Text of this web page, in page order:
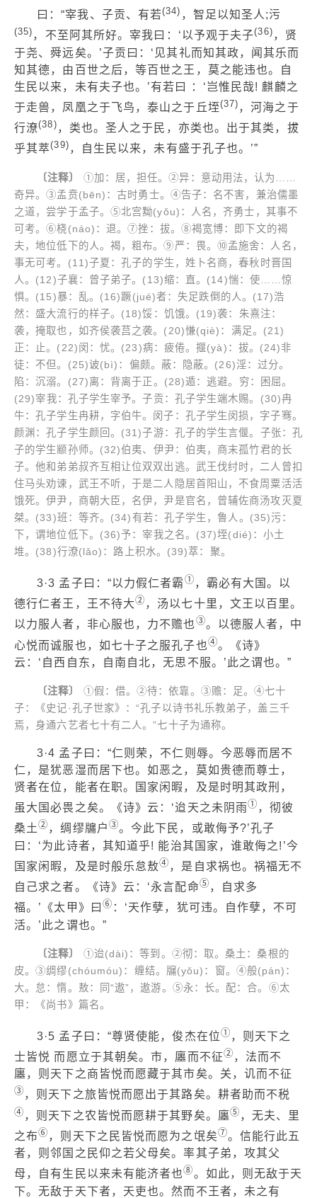
曰：“宰我、子贡、有若(34) ，智足以知圣人;污
(35) ，不至阿其所好。宰我曰：‘以予观于夫子(36) ，贤
于尧、舜远矣。’子贡曰：‘见其礼而知其政，闻其乐而
知其德，由百世之后，等百世之王，莫之能违也。自
生民以来，未有夫子也。’有若曰 ：‘岂惟民哉! 麒麟之
于走兽，凤凰之于飞鸟，泰山之于丘垤(37) ，河海之于
行潦(38) ，类也。圣人之于民，亦类也。出于其类，拔
乎其萃(39) ，自生民以来，未有盛于孔子也。’”
〔注释〕
①加：居，担任。②异：意动用法，认为……
奇异。③孟贲(bēn)：古时勇士。④告子：名不害，兼治儒墨
之道，尝学于孟子。⑤北宫黝(yǒu)：人名，齐勇士，其事不
可考。⑥桡(náo)：退。⑦挫：拔。⑧褐宽博：即下文的褐
夫，地位低下的人。褐，粗布。⑨严：畏。⑩孟施舍：人名，
事无可考。(11)子夏：孔子的学生，姓卜名商，春秋时晋国
人。(12)子襄：曾子弟子。(13)缩：直。(14)惴：使……惊
惧。(15)暴：乱。(16)蹶(jué)者：失足跌倒的人。(17)浩
然：盛大流行的样子。(18)馁：饥饿。(19)袭：朱熹注：
袭，掩取也，如齐侯袭莒之袭。(20)慊(qiè)：满足。(21)
正：止。(22)闵：忧。(23)病：疲倦。揠(yà)：拔。(24)非
徒：不但。(25)诐(bì)：偏颇。蔽：隐蔽。(26)淫：过分。
陷：沉溺。(27)离：背离于正。(28)遁：逃避。穷：困屈。
(29)宰我：孔子学生宰予。子贡：孔子学生端木赐。(30)冉
牛：孔子学生冉耕，字伯牛。闵子：孔子学生闵损，字子骞。
颜渊：孔子学生颜回。(31)子游：孔子的学生言偃。子张：孔
子的学生颛孙师。(32)伯夷、伊尹：伯夷，商末孤竹君的长
子。他和弟弟叔齐互相让位双双出逃。武王伐纣时，二人曾扣
住马头劝谏，武王不听，于是二人隐居首阳山，不食周粟活活
饿死。伊尹，商朝大臣，名伊，尹是官名，曾辅佐商汤攻灭夏
桀。(33)班：等齐。(34)有若：孔子学生，鲁人。(35)污：
下，谓地位低下。(36)予：宰我之名。(37)垤(dié)：小土
堆。(38)行潦(lǎo)：路上积水。(39)萃：聚。
3·3 孟子曰：“以力假仁者霸 ① ，霸必有大国。以
德行仁者王，王不待大② ，汤以七十里，文王以百里。
以力服人者，非心服也，力不赡也 ③。以德服人者，中
心悦而诚服也，如七十子之服孔子也④。《诗》
云：‘自西自东，自南自北，无思不服。’此之谓也。”
〔注释〕
①假：借。②待：依靠。③赡：足。④七十
子：《史记·孔子世家》：“孔子以诗书礼乐教弟子，盖三千
焉，身通六艺者七十有二人。”七十子为通称。
3·4 孟子曰：“仁则荣，不仁则辱。今恶辱而居不
仁，是犹恶湿而居下也。如恶之，莫如贵德而尊士，
贤者在位，能者在职。国家闲暇，及是时明其政刑，
虽大国必畏之矣。《诗》云：‘迨天之未阴雨① ，彻彼
桑土② ，绸缪牖户 ③。今此下民，或敢侮予?’孔子
曰：‘为此诗者，其知道乎! 能治其国家，谁敢侮之!’今
国家闲暇，及是时般乐怠敖④ ，是自求祸也。祸福无不
自己求之者。《诗》云：‘永言配命⑤ ，自求多
福。’《太甲》曰 ⑥ ：‘天作孽，犹可违。自作孽，不可
活。’此之谓也。”
〔注释〕
①迨(dài)：等到。②彻：取。桑土：桑根的
皮。③绸缪(chóumóu)：缠结。牖(yǒu)：窗。④般(pán)：
大。怠：惰。敖：同“遨”，遨游。⑤永：长。配：合。⑥太
甲：《尚书》篇名。
3·5 孟子曰：“尊贤使能，俊杰在位① ，则天下之
士皆悦 而愿立于其朝矣。市，廛而不征② ，法而不
廛，则天下之商皆悦而愿藏于其市矣。关，讥而不征
③ ，则天下之旅皆悦而愿出于其路矣。耕者助而不税
④ ，则天下之农皆悦而愿耕于其野矣。廛⑤ ，无夫、里
之布⑥ ，则天下之民皆悦而愿为之氓矣⑦。信能行此五
者，则邻国之民仰之若父母矣。率其子弟，攻其父
母，自有生民以来未有能济者也⑧。如此，则无敌于天
下。无敌于天下者，天吏也。然而不王者，未之有